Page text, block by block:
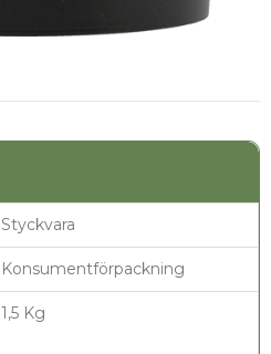
Styckvara
Konsumentförpackning
1,5 Kg